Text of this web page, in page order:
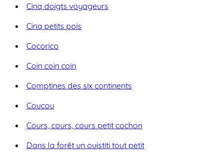
Cinq doigts voyageurs
Cinq petits pois
Cocorico
Coin coin coin
Comptines des six continents
Coucou
Cours, cours, cours petit cochon
Dans la forêt un ouistiti tout petit